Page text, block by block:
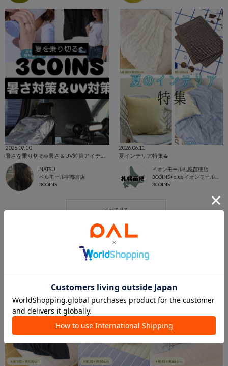
2026.07.10
NATSU
ベルモール宇都宮店
3COINS
2026.06.11
夏インテリア特集⛵️
イオンモール札幌苗穂店
3COINS